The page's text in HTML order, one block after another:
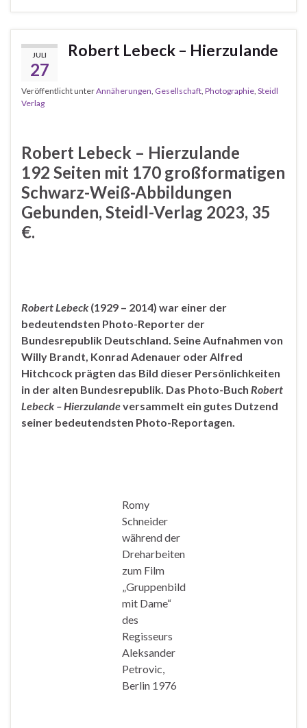
JULI
27
Robert Lebeck – Hierzulande
Veröffentlicht unterAnnäherungen Gesellschaft Photographie Steidl
Verlag
Robert Lebeck – Hierzulande
192 Seiten mit 170 großformatigen
Schwarz-Weiß-Abbildungen
Gebunden, Steidl-Verlag 2023, 35
€.
Robert Lebeck (1929 – 2014) war einer der
bedeutendsten Photo-Reporter der
Bundesrepublik Deutschland. Seine Aufnahmen von
Willy Brandt, Konrad Adenauer oder Alfred
Hitchcock prägten das Bild dieser Persönlichkeiten
in der alten Bundesrepublik. Das Photo-Buch Robert
Lebeck – Hierzulandeversammelt ein gutes Dutzend
seiner bedeutendsten Photo-Reportagen.
Romy
Schneider
während der
Dreharbeiten
zum Film
„Gruppenbild
mit Dame“
des
Regisseurs
Aleksander
Petrovic,
Berlin 1976